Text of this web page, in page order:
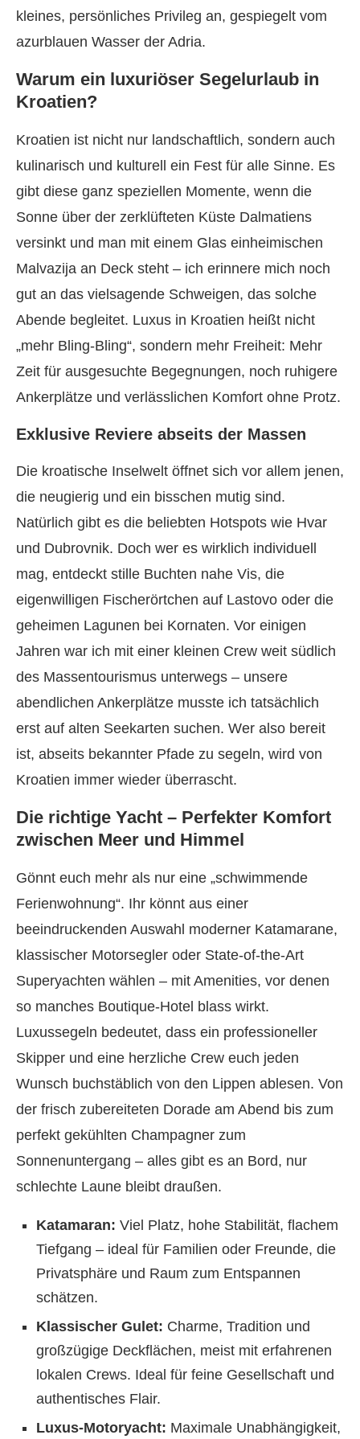
kleines, persönliches Privileg an, gespiegelt vom
azurblauen Wasser der Adria.
Warum ein luxuriöser Segelurlaub in
Kroatien?
Kroatien ist nicht nur landschaftlich, sondern auch
kulinarisch und kulturell ein Fest für alle Sinne. Es
gibt diese ganz speziellen Momente, wenn die
Sonne über der zerklüfteten Küste Dalmatiens
versinkt und man mit einem Glas einheimischen
Malvazija an Deck steht – ich erinnere mich noch
gut an das vielsagende Schweigen, das solche
Abende begleitet. Luxus in Kroatien heißt nicht
„mehr Bling-Bling“, sondern mehr Freiheit: Mehr
Zeit für ausgesuchte Begegnungen, noch ruhigere
Ankerplätze und verlässlichen Komfort ohne Protz.
Exklusive Reviere abseits der Massen
Die kroatische Inselwelt öffnet sich vor allem jenen,
die neugierig und ein bisschen mutig sind.
Natürlich gibt es die beliebten Hotspots wie Hvar
und Dubrovnik. Doch wer es wirklich individuell
mag, entdeckt stille Buchten nahe Vis, die
eigenwilligen Fischerörtchen auf Lastovo oder die
geheimen Lagunen bei Kornaten. Vor einigen
Jahren war ich mit einer kleinen Crew weit südlich
des Massentourismus unterwegs – unsere
abendlichen Ankerplätze musste ich tatsächlich
erst auf alten Seekarten suchen. Wer also bereit
ist, abseits bekannter Pfade zu segeln, wird von
Kroatien immer wieder überrascht.
Die richtige Yacht – Perfekter Komfort
zwischen Meer und Himmel
Gönnt euch mehr als nur eine „schwimmende
Ferienwohnung“. Ihr könnt aus einer
beeindruckenden Auswahl moderner Katamarane,
klassischer Motorsegler oder State-of-the-Art
Superyachten wählen – mit Amenities, vor denen
so manches Boutique-Hotel blass wirkt.
Luxussegeln bedeutet, dass ein professioneller
Skipper und eine herzliche Crew euch jeden
Wunsch buchstäblich von den Lippen ablesen. Von
der frisch zubereiteten Dorade am Abend bis zum
perfekt gekühlten Champagner zum
Sonnenuntergang – alles gibt es an Bord, nur
schlechte Laune bleibt draußen.
Katamaran: Viel Platz, hohe Stabilität, flachem
Tiefgang – ideal für Familien oder Freunde, die
Privatsphäre und Raum zum Entspannen
schätzen.
Klassischer Gulet: Charme, Tradition und
großzügige Deckflächen, meist mit erfahrenen
lokalen Crews. Ideal für feine Gesellschaft und
authentisches Flair.
Luxus-Motoryacht: Maximale Unabhängigkeit,